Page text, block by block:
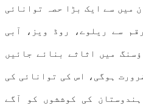
میں سے ایک بڑا حصہ توانائی
سے ریلوے، روڈ ویز، آبی
میں اثاثے بنائے جائیں
ہوگی، اس کی توانائی کی
کی کوششوں کو آگے